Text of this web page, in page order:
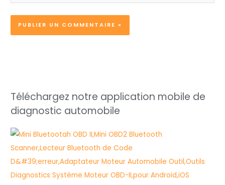
Téléchargez notre application mobile de
diagnostic automobile